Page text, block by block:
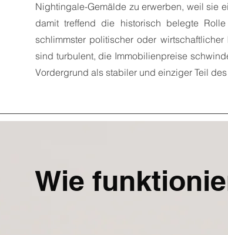
Nightingale-Gemälde zu erwerben, weil sie
damit treffend die historisch belegte
schlimmster politischer oder
sind turbulent, die Immobilienpreise
Vordergrund als stabiler und einziger Teil
Wie